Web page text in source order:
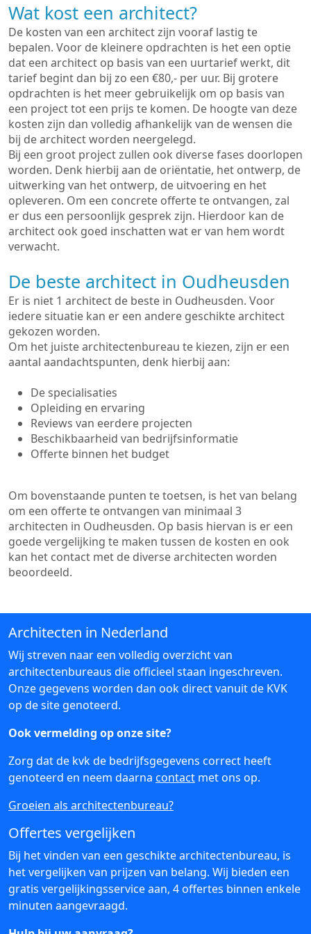
Wat kost een architect?
De kosten van een architect zijn vooraf lastig te
bepalen. Voor de kleinere opdrachten is het een optie
dat een architect op basis van een uurtarief werkt, dit
tarief begint dan bij zo een €80,- per uur. Bij grotere
opdrachten is het meer gebruikelijk om op basis van
een project tot een prijs te komen. De hoogte van deze
kosten zijn dan volledig afhankelijk van de wensen die
bij de architect worden neergelegd.
Bij een groot project zullen ook diverse fases doorlopen
worden. Denk hierbij aan de oriëntatie, het ontwerp, de
uitwerking van het ontwerp, de uitvoering en het
opleveren. Om een concrete offerte te ontvangen, zal
er dus een persoonlijk gesprek zijn. Hierdoor kan de
architect ook goed inschatten wat er van hem wordt
verwacht.
De beste architect in Oudheusden
Er is niet 1 architect de beste in Oudheusden. Voor
iedere situatie kan er een andere geschikte architect
gekozen worden.
Om het juiste architectenbureau te kiezen, zijn er een
aantal aandachtspunten, denk hierbij aan:
De specialisaties
Opleiding en ervaring
Reviews van eerdere projecten
Beschikbaarheid van bedrijfsinformatie
Offerte binnen het budget
Om bovenstaande punten te toetsen, is het van belang
om een offerte te ontvangen van minimaal 3
architecten in Oudheusden. Op basis hiervan is er een
goede vergelijking te maken tussen de kosten en ook
kan het contact met de diverse architecten worden
beoordeeld.
Architecten in Nederland
Wij streven naar een volledig overzicht van
architectenbureaus die officieel staan ingeschreven.
Onze gegevens worden dan ook direct vanuit de KVK
op de site genoteerd.
Ook vermelding op onze site?
Zorg dat de kvk de bedrijfsgegevens correct heeft
genoteerd en neem daarna contact met ons op.
Groeien als architectenbureau?
Offertes vergelijken
Bij het vinden van een geschikte architectenbureau, is
het vergelijken van prijzen van belang. Wij bieden een
gratis vergelijkingsservice aan, 4 offertes binnen enkele
minuten aangevraagd.